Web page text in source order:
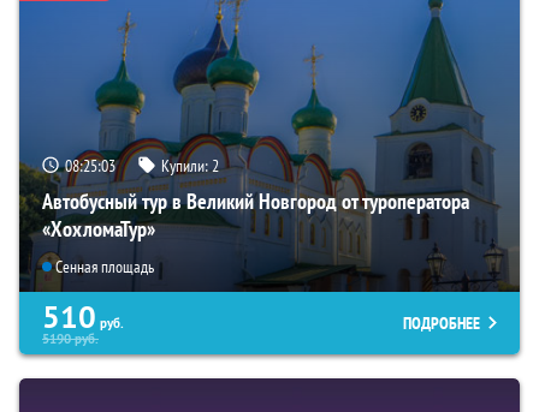
08:25:02 Купили:2
Автобусный тур в Великий Новгород от туроператора
«ХохломаТур»
Сенная площадь
510 руб.
5190руб.
ПОДРОБНЕЕ